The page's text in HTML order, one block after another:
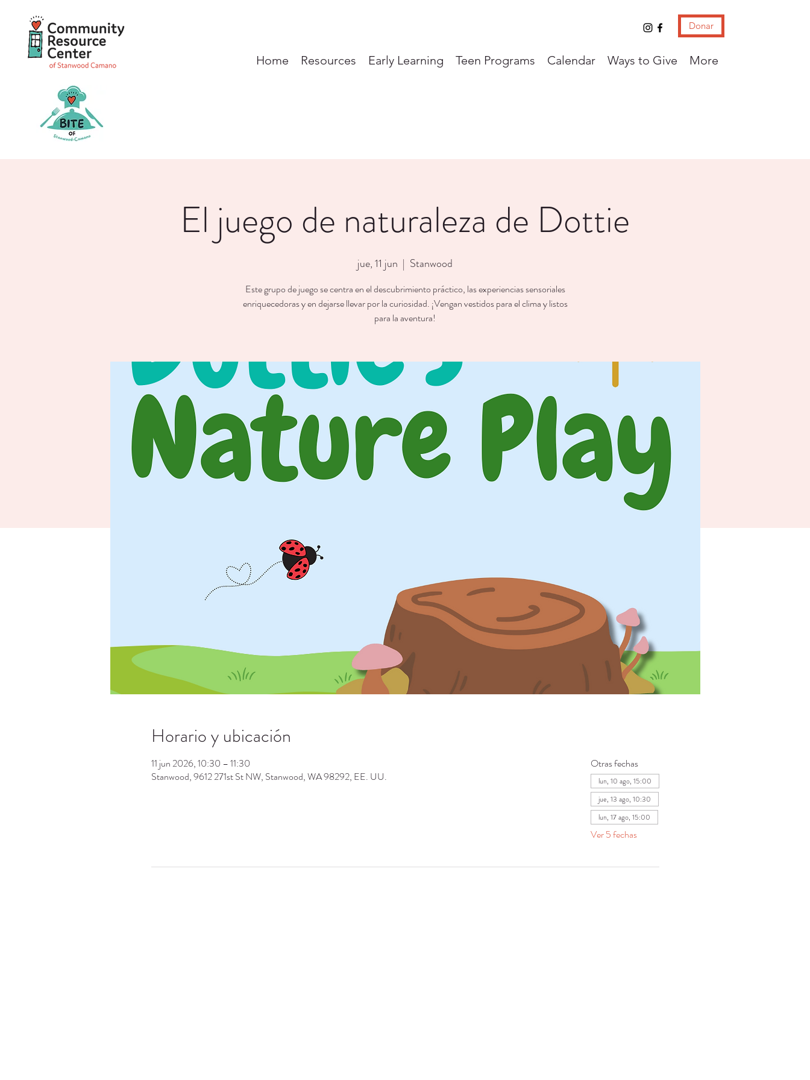
Donar
Home Resources Early Learning Teen Programs Calendar Ways to Give More
El juego de naturaleza de Dottie
jue, 11 jun
  |
Stanwood
Este grupo de juego se centra en el descubrimiento práctico, las experiencias sensoriales
enriquecedoras y en dejarse llevar por la curiosidad. ¡Vengan vestidos para el clima y listos
para la aventura!
Horario y ubicación
11 jun 2026, 10:30 – 11:30
Stanwood, 9612 271st St NW, Stanwood, WA 98292, EE. UU.
Otras fechas
lun, 10 ago, 15:00
jue, 13 ago, 10:30
lun, 17 ago, 15:00
Ver 5 fechas